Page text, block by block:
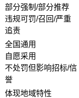
部分强制/部分推荐
违规可罚/召回/严重
追责
全国通用
自愿采用
不处罚但影响招标/信
誉
体现地域特性